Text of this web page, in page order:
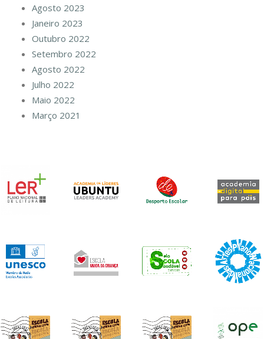
Agosto 2023
Janeiro 2023
Outubro 2022
Setembro 2022
Agosto 2022
Julho 2022
Maio 2022
Março 2021